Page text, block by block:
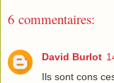
6 commentaires:
David Burlot
Ils sont cons